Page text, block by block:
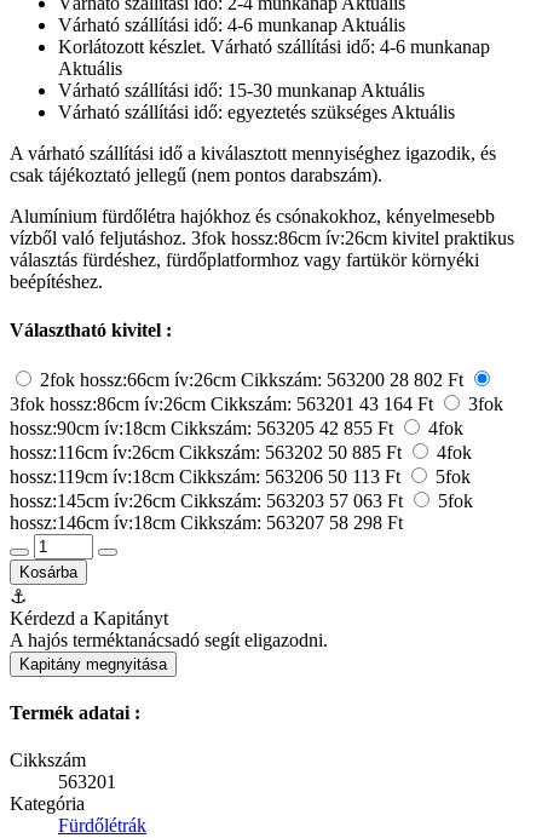
Várható szállítási idő: 4-6 munkanapAktuális
Korlátozott készlet. Várható szállítási idő: 4-6 munkanap
Aktuális
Várható szállítási idő: 15-30 munkanapAktuális
Várható szállítási idő: egyeztetés szükségesAktuális
A várható szállítási idő a kiválasztott mennyiséghez igazodik, és
csak tájékoztató jellegű (nem pontos darabszám).
Alumínium fürdőlétra hajókhoz és csónakokhoz, kényelmesebb
vízből való feljutáshoz. 3fok hossz:86cm ív:26cm kivitel praktikus
választás fürdéshez, fürdőplatformhoz vagy fartükör környéki
beépítéshez.
Választható kivitel :
2fok hossz:66cm ív:26cm Cikkszám: 563200 28 802 Ft
3fok hossz:86cm ív:26cm Cikkszám: 563201 43 164 Ft
3fok
hossz:90cm ív:18cm Cikkszám: 563205 42 855 Ft
4fok
hossz:116cm ív:26cm Cikkszám: 563202 50 885 Ft
4fok
hossz:119cm ív:18cm Cikkszám: 563206 50 113 Ft
5fok
hossz:145cm ív:26cm Cikkszám: 563203 57 063 Ft
5fok
hossz:146cm ív:18cm Cikkszám: 563207 58 298 Ft
Kosárba
⚓
Kérdezd a Kapitányt
A hajós terméktanácsadó segít eligazodni.
Kapitány megnyitása
Termék adatai :
Cikkszám
563201
Kategória
Fürdőlétrák